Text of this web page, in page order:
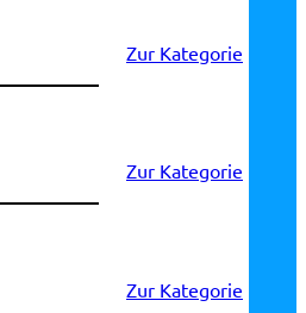
Zur Kategorie
Zur Kategorie
Zur Kategorie